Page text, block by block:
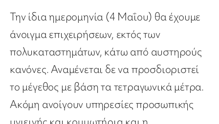
Την ίδια ημερομηνία (4 Μαΐου) θα έχουμε
άνοιγμα επιχειρήσεων, εκτός των
πολυκαταστημάτων, κάτω από αυστηρούς
κανόνες. Αναμένεται δε να προσδιοριστεί
το μέγεθος με βάση τα τετραγωνικά μέτρα.
Ακόμη ανοίγουν υπηρεσίες προσωπικής